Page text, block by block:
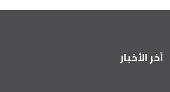
آخر الأخبار